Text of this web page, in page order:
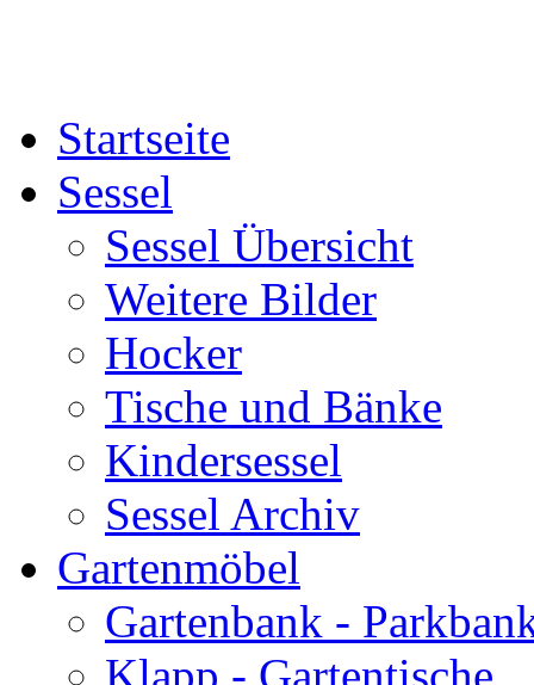
Startseite
Sessel
Sessel Übersicht
Weitere Bilder
Hocker
Tische und Bänke
Kindersessel
Sessel Archiv
Gartenmöbel
Gartenbank -